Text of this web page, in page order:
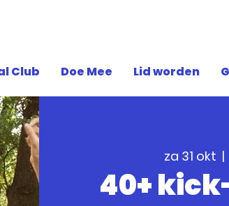
Club Doe Mee Lid worden
za 31 okt
40+